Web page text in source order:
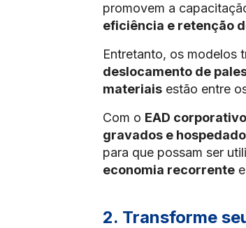
promovem a
eficiência e retenção
Entretanto, os modelos
deslocamento de
materiais estão entre
Com o EAD corporativo
gravados e
para que possam ser
economia recorrente
2. Transforme